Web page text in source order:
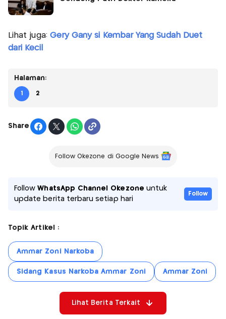
Lihat juga: Gery Gany si Kembar Yang Sudah Duet
dari Kecil
Halaman:
1 2
Share
Follow Okezone di Google News
FollowWhatsApp Channel Okezone untuk
update berita terbaru setiap hari
Follow
Topik Artikel :
Ammar Zoni Narkoba
Sidang Kasus Narkoba Ammar Zoni Ammar Zoni
Lihat Berita Terkait